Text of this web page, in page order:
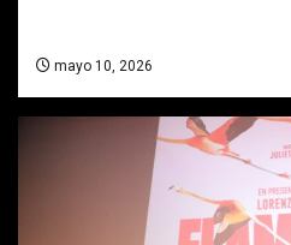
mayo 10, 2026